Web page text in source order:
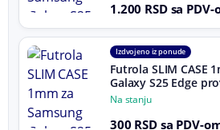
1.200 RSD sa PDV-
Izdvojeno iz ponude
Futrola SLIM CASE
Galaxy S25 Edge
Na stanju
300 RSD sa PDV-